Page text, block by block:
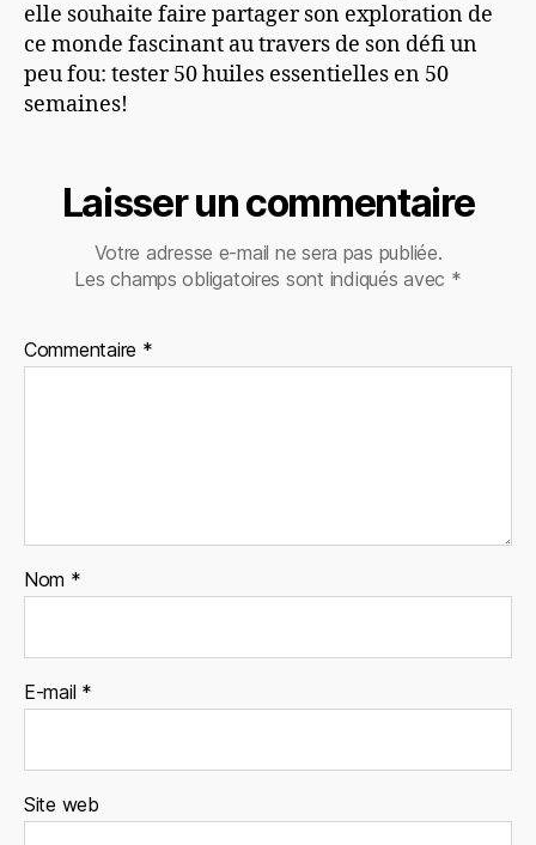
elle souhaite faire partager son exploration de
ce monde fascinant au travers de son défi un
peu fou: tester 50 huiles essentielles en 50
semaines!
Laisser un commentaire
Votre adresse e-mail ne sera pas publiée.
Les champs obligatoires sont indiqués avec *
Commentaire *
Nom *
E-mail *
Site web